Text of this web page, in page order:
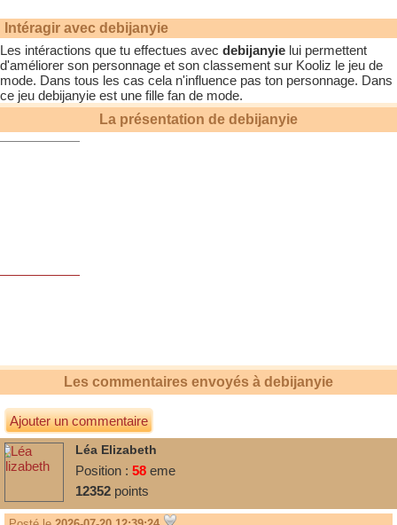
Intéragir avec debijanyie
Les intéractions que tu effectues avec debijanyie lui permettent
d'améliorer son personnage et son classement sur Kooliz le jeu de
mode. Dans tous les cas cela n'influence pas ton personnage. Dans
ce jeu debijanyie est une fille fan de mode.
La présentation de debijanyie
Les commentaires envoyés à debijanyie
Ajouter un commentaire
Léa Elizabeth
Position : 58 eme
12352 points